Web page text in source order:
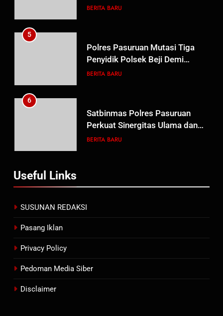
Probolinggo Persembahkan
Guru Non-ASN sebagai
Pahlawan Bangsa
BERITA BARU
5
Polres Pasuruan Mutasi Tiga
Penyidik Polsek Beji Demi
Efektivitas dan Kelancaran
BERITA BARU
6
Satbinmas Polres Pasuruan
Perkuat Sinergitas Ulama dan
Umara Melalui Program Rabu
BERITA BARU
Tugu Sejarah Trikora
Teminabuan
BERITA BARU
8
Anggota Reskrim Polsek Beji,
Wujud Komitmen Transparansi
Penanganan Dugaan
BERITA BARU
Useful Links
SUSUNAN REDAKSI
Pasang Iklan
Privacy Policy
Pedoman Media Siber
Disclaimer